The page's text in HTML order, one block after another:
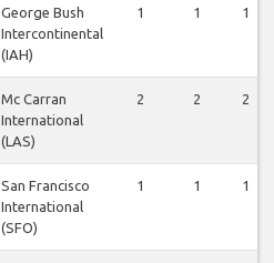
George Bush
Intercontinental
(IAH)
1 1 1
Mc Carran
International
(LAS)
2 2 2
San Francisco
International
(SFO)
1 1 1